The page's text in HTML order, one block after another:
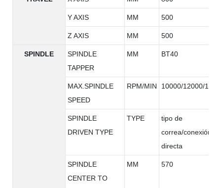
Y AXIS MM 500
Z AXIS MM 500
SPINDLE
SPINDLE
TAPPER
MM BT40
MAX.SPINDLE
SPEED
RPM/MIN 10000/12000/
SPINDLE
DRIVEN TYPE
TYPE
tipo de
correa/conexión
directa
SPINDLE
CENTER TO
MM 570